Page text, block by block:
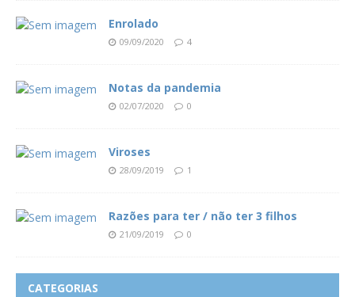
Enrolado
09/09/2020 4
Notas da pandemia
02/07/2020 0
Viroses
28/09/2019 1
Razões para ter / não ter 3 filhos
21/09/2019 0
CATEGORIAS